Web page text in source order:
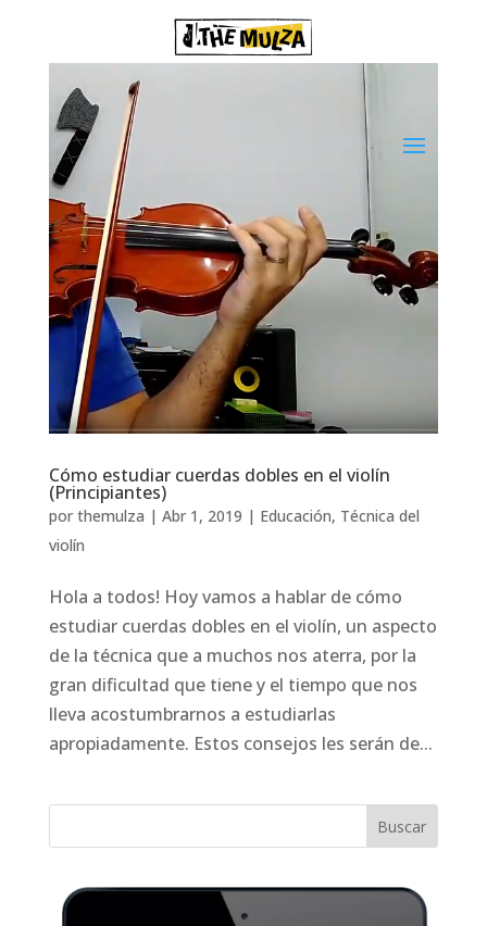
Cómo estudiar cuerdas dobles en el violín
(Principiantes)
por themulza | Abr 1, 2019 | Educación, Técnica del
violín
Hola a todos! Hoy vamos a hablar de cómo
estudiar cuerdas dobles en el violín, un aspecto
de la técnica que a muchos nos aterra, por la
gran dificultad que tiene y el tiempo que nos
lleva acostumbrarnos a estudiarlas
apropiadamente. Estos consejos les serán de...
Buscar